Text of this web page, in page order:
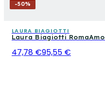
-50%
LAURA BIAGIOTTI
Laura Biagiotti
47,78 €95,55 €